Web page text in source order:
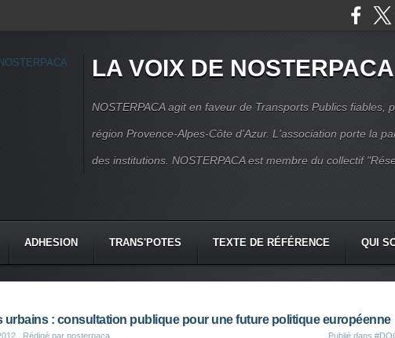
LA VOIX DE NOSTERPACA
NOSTERPACA agit en faveur de Transports Publics fiables,
région Provence-Alpes-Côte d'Azur. L'association porte la
des institutions. NOSTERPACA est membre du collectif
ADHESION TRANS'POTES TEXTE DE RÉFÉRENCE QUI
urbains : consultation publique pour une future politique européenne
, Rédigé par nosterpaca Publié dans